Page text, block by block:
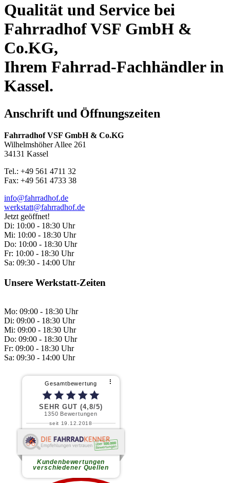
Qualität und Service bei
Fahrradhof VSF GmbH &
Co.KG,
Ihrem Fahrrad-Fachhändler in
Kassel.
Anschrift und Öffnungszeiten
Fahrradhof VSF GmbH & Co.KG
Wilhelmshöher Allee 261
34131 Kassel
Tel.: +49 561 4711 32
Fax: +49 561 4733 38
info@fahrradhof.de
werkstatt@fahrradhof.de
Jetzt geöffnet!
Di: 10:00 - 18:30 Uhr
Mi: 10:00 - 18:30 Uhr
Do: 10:00 - 18:30 Uhr
Fr: 10:00 - 18:30 Uhr
Sa: 09:30 - 14:00 Uhr
Unsere Werkstatt-Zeiten
Mo: 09:00 - 18:30 Uhr
Di: 09:00 - 18:30 Uhr
Mi: 09:00 - 18:30 Uhr
Do: 09:00 - 18:30 Uhr
Fr: 09:00 - 18:30 Uhr
Sa: 09:30 - 14:00 Uhr